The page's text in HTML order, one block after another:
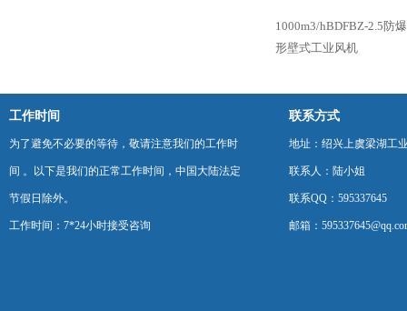
1000m3/hBDFBZ-2.5防
形壁式工业风机
工作时间
为了避免不必要的等待，敬请注意我们的工作时
间 。以下是我们的正常工作时间，中国大陆法定
节假日除外。
工作时间：7*24小时接受咨询
联系方式
地址：绍兴上虞梁湖工
联系人：陆小姐
联系QQ：595337645
邮箱：